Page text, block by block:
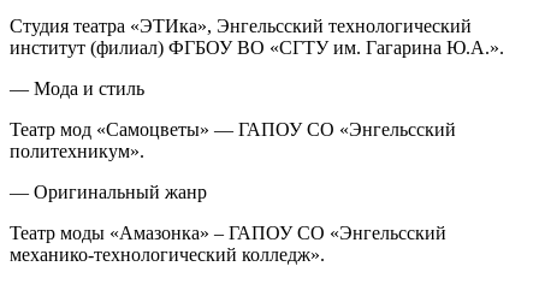
Студия театра «ЭТИка», Энгельсский технологический
институт (филиал) ФГБОУ ВО «СГТУ им. Гагарина Ю.А.».
— Мода и стиль
Театр мод «Самоцветы» — ГАПОУ СО «Энгельсский
политехникум».
— Оригинальный жанр
Театр моды «Амазонка» – ГАПОУ СО «Энгельсский
механико-технологический колледж».